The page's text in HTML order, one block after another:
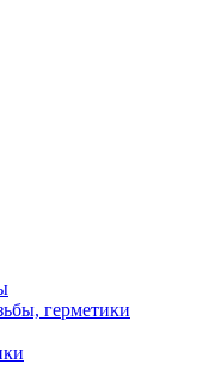
герметики